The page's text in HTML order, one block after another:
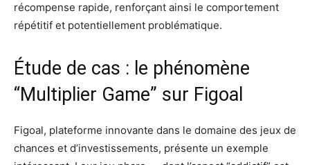
récompense rapide, renforçant ainsi le comportement
répétitif et potentiellement problématique.
Étude de cas : le phénomène
“Multiplier Game” sur Figoal
Figoal, plateforme innovante dans le domaine des jeux de
chances et d’investissements, présente un exemple